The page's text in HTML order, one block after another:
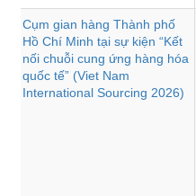
Cụm gian hàng Thành phố
Hồ Chí Minh tại sự kiện “Kết
nối chuỗi cung ứng hàng hóa
quốc tế” (Viet Nam
International Sourcing 2026)